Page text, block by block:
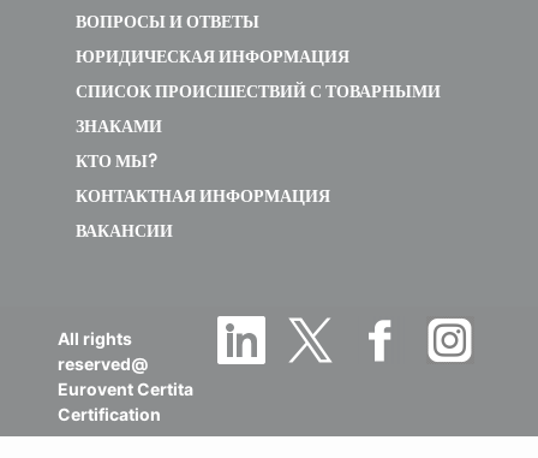
PAC-C
COLONNE
16 TR/HT
(7693018)
70
ВОПРОСЫ И ОТВЕТЫ
ЮРИДИЧЕСКАЯ ИНФОРМАЦИЯ
СПИСОК ПРОИСШЕСТВИЙ С ТОВАРНЫМИ
ЗНАКАМИ
КТО МЫ?
КОНТАКТНАЯ ИНФОРМАЦИЯ
ВАКАНСИИ
All rights
reserved@
Eurovent Certita
Certification